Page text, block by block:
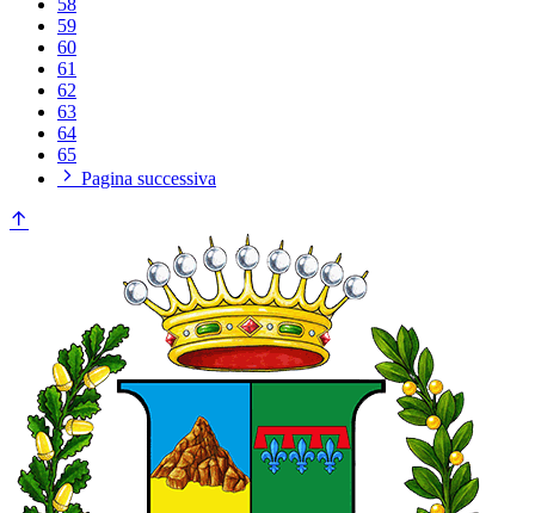
59
60
61
62
63
64
65
Pagina successiva